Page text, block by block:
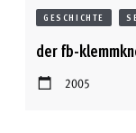
GESCHICHTE
der fb-
2005